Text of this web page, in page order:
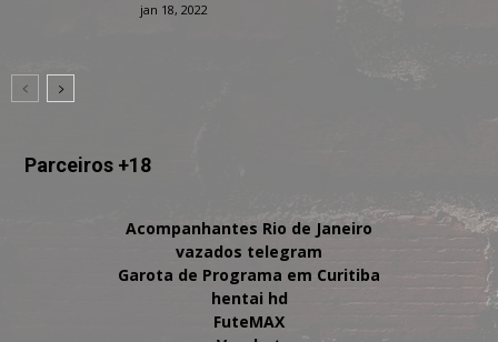
jan 18, 2022
Parceiros +18
Acompanhantes Rio de Janeiro
vazados telegram
Garota de Programa em Curitiba
hentai hd
FuteMAX